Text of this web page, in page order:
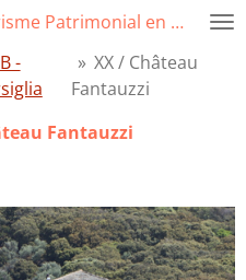
Atlas Pratique du Tourisme Patrimonial en Corse
-
» XX / Château
Fantauzzi
Fantauzzi